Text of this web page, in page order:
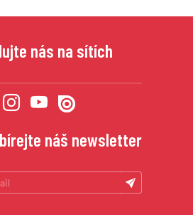
nás na sítích
náš newsletter